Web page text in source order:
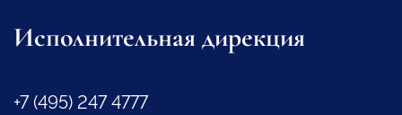
Исполнительная дирекция
+7 (495) 247 4777